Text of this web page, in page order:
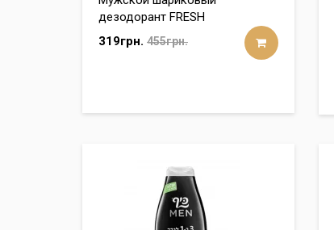
дезодорант FRESH
319грн. 455грн.